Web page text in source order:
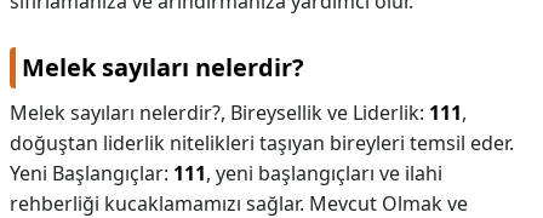
Melek sayıları nelerdir?
Melek sayıları nelerdir?, Bireysellik ve Liderlik: 111,
doğuştan liderlik nitelikleri taşıyan bireyleri temsil eder.
Yeni Başlangıçlar: 111, yeni başlangıçları ve ilahi
rehberliği kucaklamamızı sağlar. Mevcut Olmak ve